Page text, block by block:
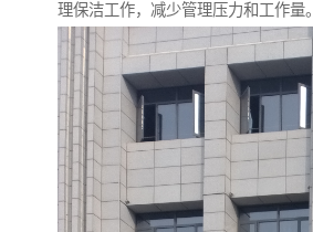
理保洁工作，减少管理压力和工作量。